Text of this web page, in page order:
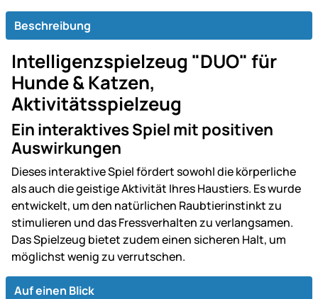
Beschreibung
Intelligenzspielzeug "DUO" für
Hunde & Katzen,
Aktivitätsspielzeug
Ein interaktives Spiel mit positiven
Auswirkungen
Dieses interaktive Spiel fördert sowohl die körperliche
als auch die geistige Aktivität Ihres Haustiers. Es wurde
entwickelt, um den natürlichen Raubtierinstinkt zu
stimulieren und das Fressverhalten zu verlangsamen.
Das Spielzeug bietet zudem einen sicheren Halt, um
möglichst wenig zu verrutschen.
Auf einen Blick